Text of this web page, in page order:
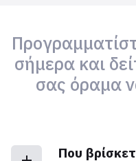
σήμερα και
σας όραμα
Που